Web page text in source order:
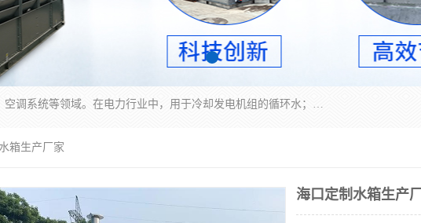
冷却塔广泛应用于工业、电力行业、空调系统等领域。在电力行业中，用于冷却发电机组的循环水；在工业生产中，如化工、冶金等行业，可降低生产过程中产生的热量；在空调系统中，为空调设备提供冷却水源
箱生产厂家
海口定制水箱生产